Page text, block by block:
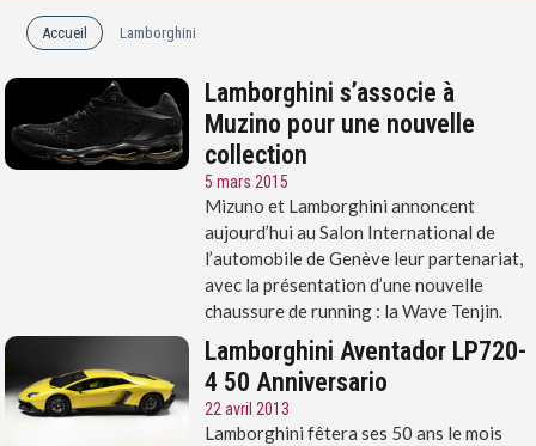
Accueil Lamborghini
Lamborghini s’associe à
Muzino pour une nouvelle
collection
5 mars 2015
Mizuno et Lamborghini annoncent
aujourd’hui au Salon International de
l’automobile de Genève leur partenariat,
avec la présentation d’une nouvelle
chaussure de running : la Wave Tenjin.
Lamborghini Aventador LP720-
4 50 Anniversario
22 avril 2013
Lamborghini fêtera ses 50 ans le mois